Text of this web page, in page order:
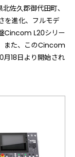
佐久郡御代田町、
を進化、フルモデ
Cincom L20シリー
また、このCincom
月18日より開始され